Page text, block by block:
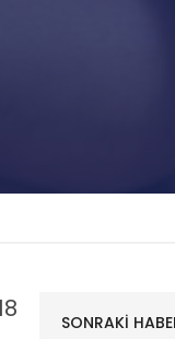
SONRAKİ